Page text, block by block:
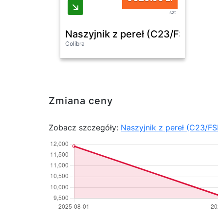
szt
Naszyjnik z pereł (C23/FSH/
Colibra
Zmiana ceny
Zobacz szczegóły: Naszyjnik z pereł (C23/